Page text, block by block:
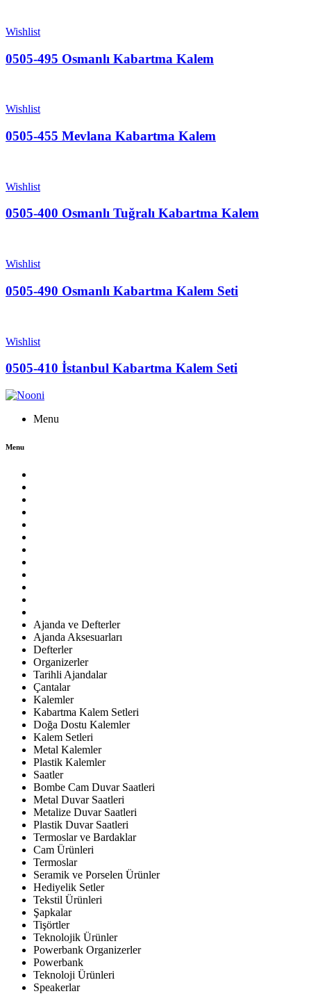
Wishlist
0505-495 Osmanlı Kabartma Kalem
Wishlist
0505-455 Mevlana Kabartma Kalem
Wishlist
0505-400 Osmanlı Tuğralı Kabartma Kalem
Wishlist
0505-490 Osmanlı Kabartma Kalem Seti
Wishlist
0505-410 İstanbul Kabartma Kalem Seti
Menu
Menu
Ajanda ve Defterler
Ajanda Aksesuarları
Defterler
Organizerler
Tarihli Ajandalar
Çantalar
Kalemler
Kabartma Kalem Setleri
Doğa Dostu Kalemler
Kalem Setleri
Metal Kalemler
Plastik Kalemler
Saatler
Bombe Cam Duvar Saatleri
Metal Duvar Saatleri
Metalize Duvar Saatleri
Plastik Duvar Saatleri
Termoslar ve Bardaklar
Cam Ürünleri
Termoslar
Seramik ve Porselen Ürünler
Hediyelik Setler
Tekstil Ürünleri
Şapkalar
Tişörtler
Teknolojik Ürünler
Powerbank Organizerler
Powerbank
Teknoloji Ürünleri
Speakerlar